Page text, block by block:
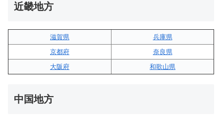
近畿地方
滋賀県
兵庫県
京都府
奈良県
大阪府
和歌山県
中国地方